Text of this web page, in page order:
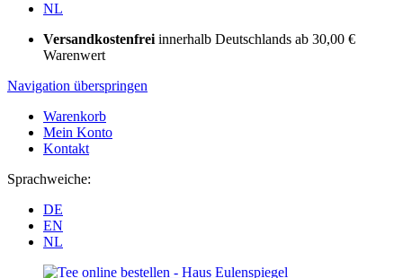
NL
Versandkostenfrei innerhalb Deutschlands ab 30,00 €
Warenwert
Navigation überspringen
Warenkorb
Mein Konto
Kontakt
Sprachweiche:
DE
EN
NL